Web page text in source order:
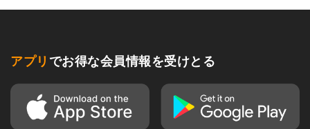
アプリ でお得な会員情報を受けとる